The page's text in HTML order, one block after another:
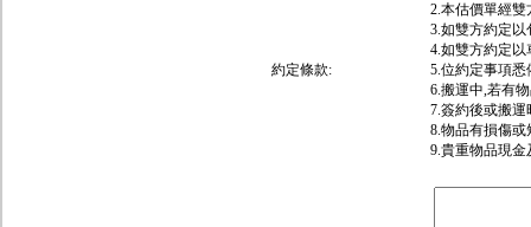
約定條款:
2.本估價單經
3.如雙方約定
4.如雙方約定
5.位約定事項
6.搬運中,若有
7.簽約後或搬
8.物品有損傷
9.貴重物品現